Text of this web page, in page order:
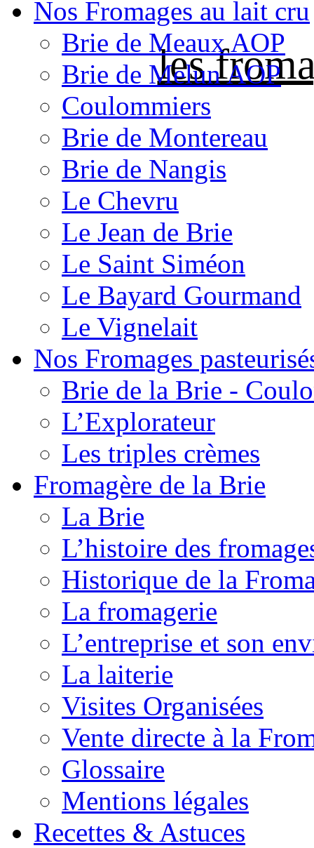
les
Nos Fromages au lait cru
Brie de Meaux AOP
Brie de Melun AOP
Coulommiers
Brie de Montereau
Brie de Nangis
Le Chevru
Le Jean de Brie
Le Saint Siméon
Le Bayard Gourmand
Le Vignelait
Nos Fromages
Brie de la Brie -
L’Explorateur
Les triples crèmes
Fromagère de la Brie
La Brie
L’histoire des
Historique de la
La fromagerie
L’entreprise et son
La laiterie
Visites Organisées
Vente directe à la
Glossaire
Mentions légales
Recettes & Astuces